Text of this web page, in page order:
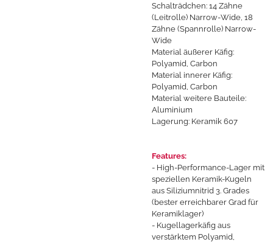
Schalträdchen: 14 Zähne
(Leitrolle) Narrow-Wide, 18
Zähne (Spannrolle) Narrow-
Wide
Material äußerer Käfig:
Polyamid, Carbon
Material innerer Käfig:
Polyamid, Carbon
Material weitere Bauteile:
Aluminium
Lagerung: Keramik 607
Features:
- High-Performance-Lager mit
speziellen Keramik-Kugeln
aus Siliziumnitrid 3. Grades
(bester erreichbarer Grad für
Keramiklager)
- Kugellagerkäfig aus
verstärktem Polyamid,